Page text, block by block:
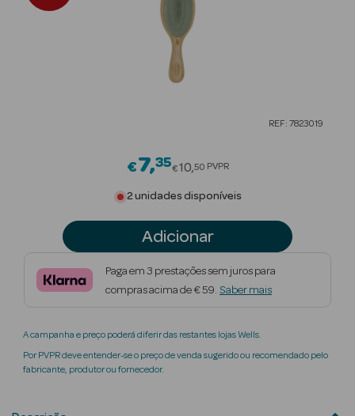
Beauty Season
Maquilhagem
Beauty Season
Perfumes
REF: 7823019
€7 35Price reduced from
€10 50 PVPR
2 unidades disponíveis
Adicionar
Paga em 3 prestações sem juros para
compras acima de € 59. Saber mais
A campanha e preço poderá diferir das restantes lojas Wells.
Por PVPR deve entender-se o preço de venda sugerido ou recomendado pelo
fabricante, produtor ou fornecedor.